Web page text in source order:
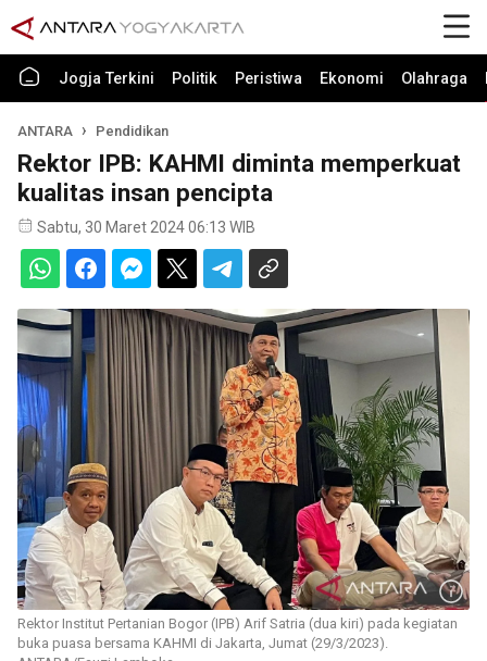
Jogja Terkini Politik Peristiwa Ekonomi Olahraga
ANTARA Pendidikan
Rektor IPB: KAHMI diminta memperkuat
kualitas insan pencipta
Sabtu, 30 Maret 2024 06:13 WIB
Rektor Institut Pertanian Bogor (IPB) Arif Satria (dua kiri) pada kegiatan
buka puasa bersama KAHMI di Jakarta, Jumat (29/3/2023).